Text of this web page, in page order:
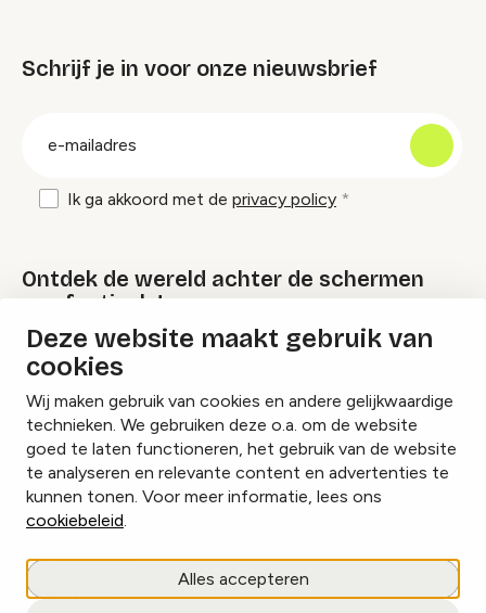
Deze website maakt gebruik van
cookies
Wij maken gebruik van cookies en andere gelijkwaardige
technieken. We gebruiken deze o.a. om de website
goed te laten functioneren, het gebruik van de website
te analyseren en relevante content en advertenties te
kunnen tonen. Voor meer informatie, lees ons
cookiebeleid.
Alles accepteren
Schrijf je in voor onze nieuwsbrief
Ik ga akkoord met de privacy policy
Ontdek de wereld achter de schermen
van festivals!
Lees onze Festival Specials
InstagramFacebookLinkedIn
Cookies beheren
Privacy policy